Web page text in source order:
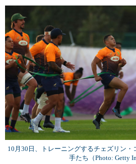
10月30日、トレーニングするチェズリン
手たち（Photo: Getty